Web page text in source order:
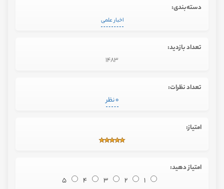
دسته‌بندی:
اخبار علمی
تعداد بازدید:
1483
تعداد نظرات:
0 نظر
امتیاز:
امتیاز دهید:
1
2
3
4
5